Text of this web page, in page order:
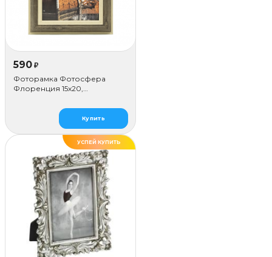
590 ₽
Фоторамка Фотосфера
Флоренция 15x20,
Купить
УСПЕЙ КУПИТЬ